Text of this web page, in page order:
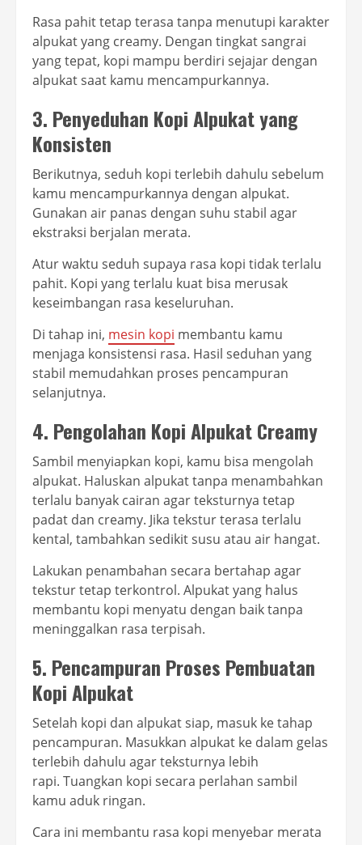
Rasa pahit tetap terasa tanpa menutupi karakter
alpukat yang creamy. Dengan tingkat sangrai
yang tepat, kopi mampu berdiri sejajar dengan
alpukat saat kamu mencampurkannya.
3. Penyeduhan Kopi Alpukat yang
Konsisten
Berikutnya, seduh kopi terlebih dahulu sebelum
kamu mencampurkannya dengan alpukat.
Gunakan air panas dengan suhu stabil agar
ekstraksi berjalan merata.
Atur waktu seduh supaya rasa kopi tidak terlalu
pahit. Kopi yang terlalu kuat bisa merusak
keseimbangan rasa keseluruhan.
Di tahap ini, mesin kopi membantu kamu
menjaga konsistensi rasa. Hasil seduhan yang
stabil memudahkan proses pencampuran
selanjutnya.
4. Pengolahan Kopi Alpukat Creamy
Sambil menyiapkan kopi, kamu bisa mengolah
alpukat. Haluskan alpukat tanpa menambahkan
terlalu banyak cairan agar teksturnya tetap
padat dan creamy. Jika tekstur terasa terlalu
kental, tambahkan sedikit susu atau air hangat.
Lakukan penambahan secara bertahap agar
tekstur tetap terkontrol. Alpukat yang halus
membantu kopi menyatu dengan baik tanpa
meninggalkan rasa terpisah.
5. Pencampuran Proses Pembuatan
Kopi Alpukat
Setelah kopi dan alpukat siap, masuk ke tahap
pencampuran. Masukkan alpukat ke dalam gelas
terlebih dahulu agar teksturnya lebih
rapi. Tuangkan kopi secara perlahan sambil
kamu aduk ringan.
Cara ini membantu rasa kopi menyebar merata